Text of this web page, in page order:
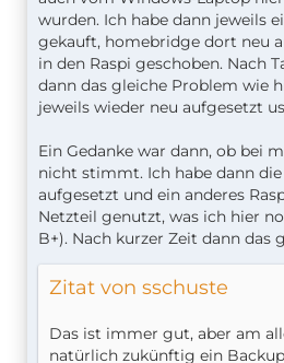
wurden. Ich habe dann jeweils
gekauft, homebridge dort neu
in den Raspi geschoben. Nach
dann das gleiche Problem wie
jeweils wieder neu aufgesetzt
Ein Gedanke war dann, ob bei
nicht stimmt. Ich habe dann die
aufgesetzt und ein anderes
Netzteil genutzt, was ich hier
B+). Nach kurzer Zeit dann das
Zitat von sschuste
Das ist immer gut, aber am
natürlich zukünftig ein